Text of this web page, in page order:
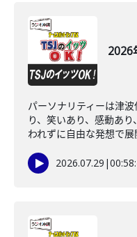
パーソナリティーは津
り、笑いあり、感動あ
われずに自由な発想で展
2026.07.29 |